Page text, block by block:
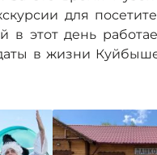
для
в этот день
в жизни